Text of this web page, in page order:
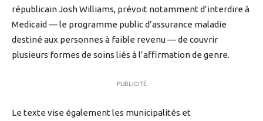
républicain Josh Williams, prévoit notamment d’interdire à
Medicaid — le programme public d’assurance maladie
destiné aux personnes à faible revenu — de couvrir
plusieurs formes de soins liés à l’affirmation de genre.
PUBLICITÉ
Le texte vise également les municipalités et